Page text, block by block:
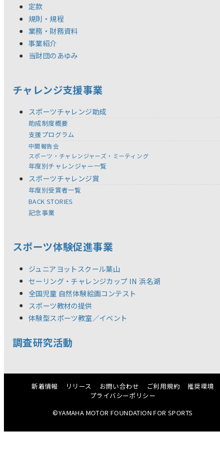
定款
規則・規程
業務・財務資料
事業紹介
当財団のあゆみ
チャレンジ支援事業
スポーツチャレンジ助成
助成制度概要
支援プログラム
中間報告会
スポーツ・チャレンジャーズ・ミーティング
年度別チャレンジャー一覧
スポーツチャレンジ賞
年度別受賞者一覧
BACK STORIES
記念事業
スポーツ体験促進事業
ジュニアヨットスクール葉山
セーリング・チャレンジカップ IN 浜名湖
全国児童 自然体験絵画コンテスト
スポーツ教材の提供
体験型スポーツ教室／イベント
調査研究活動
新着情報 リリース お問い合わせ ご利用規約
推奨環境
プライバシーポリシー
©YAMAHA MOTOR FOUNDATION FOR SPORTS